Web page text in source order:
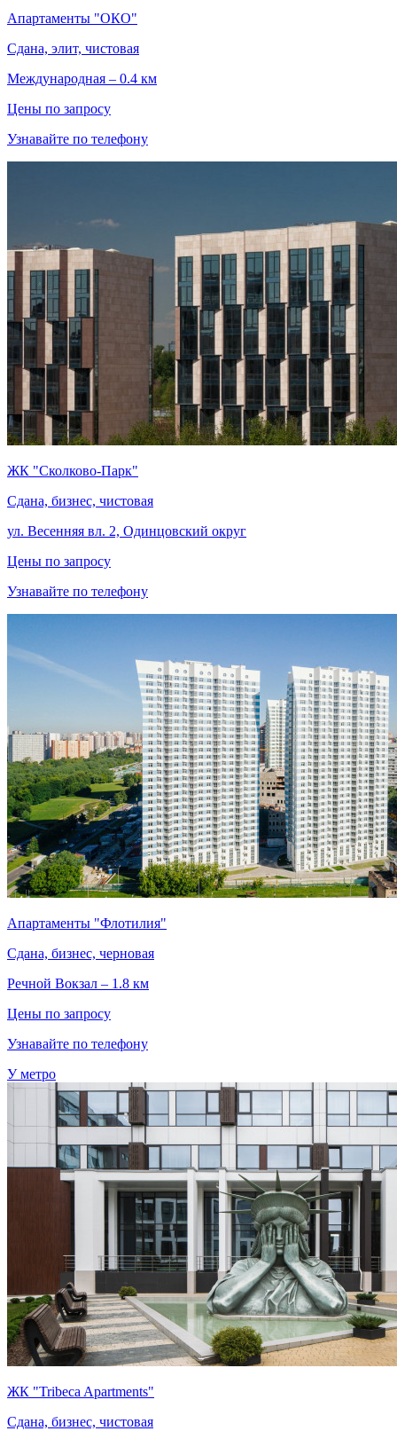
Апартаменты "ОКО"
Сдана, элит, чистовая
Международная – 0.4 км
Цены по запросу
Узнавайте по телефону
ЖК "Сколково-Парк"
Сдана, бизнес, чистовая
ул. Весенняя вл. 2, Одинцовский округ
Цены по запросу
Узнавайте по телефону
Апартаменты "Флотилия"
Сдана, бизнес, черновая
Речной Вокзал – 1.8 км
Цены по запросу
Узнавайте по телефону
У метро
ЖК "Tribeca Apartments"
Сдана, бизнес, чистовая